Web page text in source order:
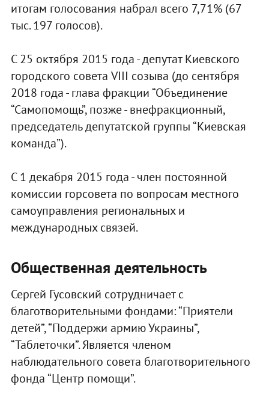
итогам голосования набрал всего 7,71% (67
тыс. 197 голосов).
С 25 октября 2015 года - депутат Киевского
городского совета VIII созыва (до сентября
2018 года - глава фракции “Объединение
“Самопомощь”, позже - внефракционный,
председатель депутатской группы “Киевская
команда”).
С 1 декабря 2015 года - член постоянной
комиссии горсовета по вопросам местного
самоуправления региональных и
международных связей.
Общественная деятельность
Сергей Гусовский сотрудничает с
благотворительными фондами: “Приятели
детей”, “Поддержи армию Украины”,
“Таблеточки”. Является членом
наблюдательного совета благотворительного
фонда “Центр помощи”.